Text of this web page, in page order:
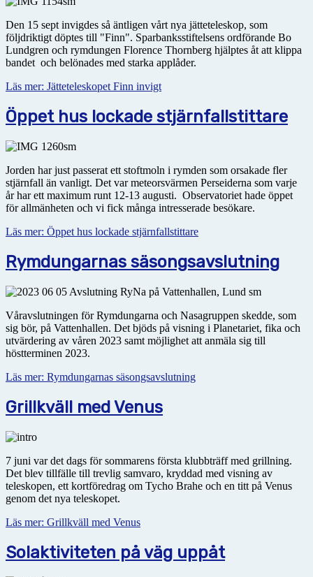
Den 15 sept invigdes så äntligen vårt nya jätteteleskop, som
följdriktigt döptes till "Finn". Sparbanksstiftelsens ordförande Bo
Lundgren och rymdungen Florence Thornberg hjälptes åt att klippa
bandet och belönades med starka applåder.
Läs mer: Jätteteleskopet Finn invigt
Öppet hus lockade stjärnfallstittare
Jorden har just passerat ett stoftmoln i rymden som orsakade fler
stjärnfall än vanligt. Det var meteor­svärmen Perseiderna som varje
år har ett maximum runt 12-13 augusti. Observatoriet hade öppet
för allmänheten och vi fick många intresserade besökare.
Läs mer: Öppet hus lockade stjärnfallstittare
Rymdungarnas säsongsavslutning
Våravslutningen för Rymdungarna och Nasagruppen skedde, som
sig bör, på Vattenhallen. Det bjöds på visning i Planetariet, fika och
utvärdering av våren 2023 samt möjlighet att anmäla sig till
höstterminen 2023.
Läs mer: Rymdungarnas säsongsavslutning
Grillkväll med Venus
7 juni var det dags för sommarens första klubbträff med grillning.
Det blev tillfälle till trevlig samvaro, kryddad med visning av
teleskopen, ett kortföredrag om Tycho Brahe och en titt på Venus
genom det nya teleskopet.
Läs mer: Grillkväll med Venus
Solaktiviteten på väg uppåt